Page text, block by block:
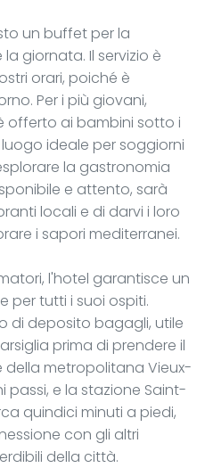
un buffet per la
giornata. Il servizio è
orari, poiché è
Per i più giovani,
offerto ai bambini sotto i
ideale per soggiorni
la gastronomia
e attento, sarà
locali e di darvi i loro
i sapori mediterranei.
l'hotel garantisce un
per tutti i suoi ospiti.
di deposito bagagli, utile
prima di prendere il
della metropolitana Vieux-
passi, e la stazione Saint-
quindici minuti a piedi,
con gli altri
della città.